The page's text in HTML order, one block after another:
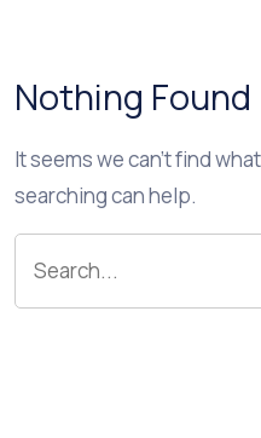
Nothing Found
It seems we can’t find
searching can help.